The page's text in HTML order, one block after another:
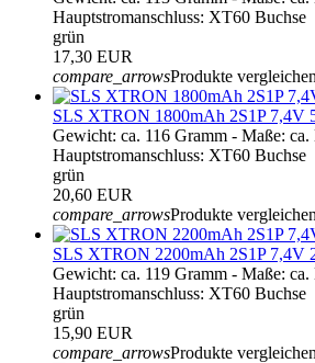
Hauptstromanschluss: XT60 Buchse
grün
17,30 EUR
compare_arrowsProdukte vergleichen
SLS XTRON 1800mAh 2S1P 7,4V
Gewicht: ca. 116 Gramm - Maße:
Hauptstromanschluss: XT60 Buchse
grün
20,60 EUR
compare_arrowsProdukte vergleichen
SLS XTRON 2200mAh 2S1P 7,4V
Gewicht: ca. 119 Gramm - Maße:
Hauptstromanschluss: XT60 Buchse
grün
15,90 EUR
compare_arrowsProdukte vergleichen